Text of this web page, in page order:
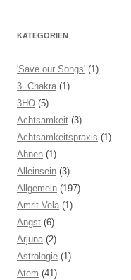
KATEGORIEN
'Save our Songs' (1)
3. Chakra (1)
3HO (5)
Achtsamkeit (3)
Achtsamkeitspraxis (1)
Ahnen (1)
Alleinsein (3)
Allgemein (197)
Amrit Vela (1)
Angst (6)
Arjuna (2)
Astrologie (1)
Atem (41)